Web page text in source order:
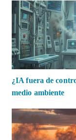
¿IA fuera de
medio ambiente